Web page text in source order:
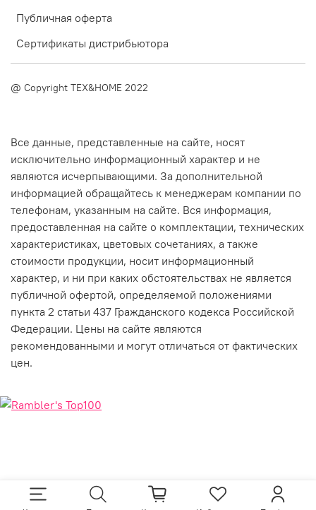
Публичная оферта
Сертификаты дистрибьютора
@ Copyright TEX&HOME 2022
Все данные, представленные на сайте, носят
исключительно информационный характер и не
являются исчерпывающими. За дополнительной
информацией обращайтесь к менеджерам компании по
телефонам, указанным на сайте. Вся информация,
предоставленная на сайте о комплектации, технических
характеристиках, цветовых сочетаниях, а также
стоимости продукции, носит информационный
характер, и ни при каких обстоятельствах не является
публичной офертой, определяемой положениями
пункта 2 статьи 437 Гражданского кодекса Российской
Федерации. Цены на сайте являются
рекомендованными и могут отличаться от фактических
цен.